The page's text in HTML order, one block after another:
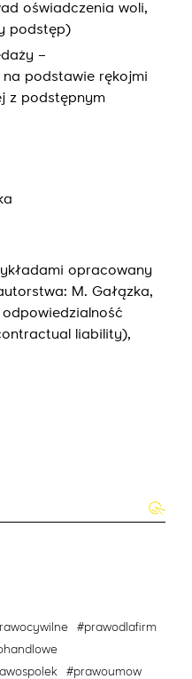
oświadczenia woli,
podstęp)
–
podstawie rękojmi
z podstępnym
opracowany
M. Gałązka,
liability),
#prawodlafirm
#prawoumow